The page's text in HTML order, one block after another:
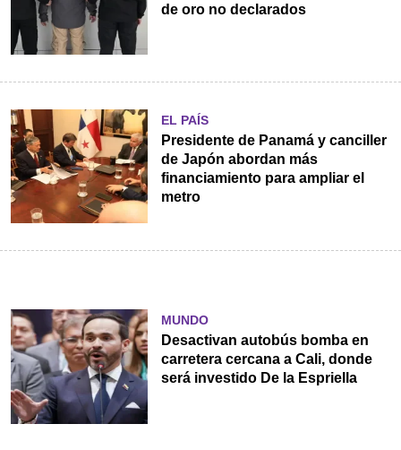
de oro no declarados
EL PAÍS
Presidente de Panamá y canciller
de Japón abordan más
financiamiento para ampliar el
metro
MUNDO
Desactivan autobús bomba en
carretera cercana a Cali, donde
será investido De la Espriella